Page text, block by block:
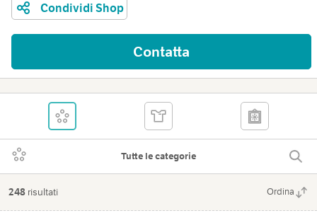
Condividi Shop
Contatta
Tutte le categorie
248 risultati Ordina